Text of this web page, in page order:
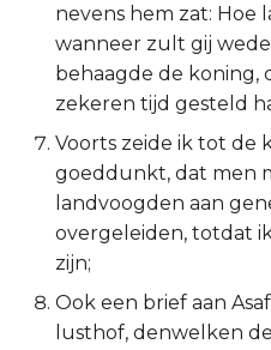
1 Timótheüs
2 Timótheüs
Filémon
Hebreeën
Jakobus
nevens hem zat: Hoe
wanneer zult gij
behaagde de koning,
zekeren tijd gesteld
Voorts zeide ik tot de
goeddunkt, dat men
landvoogden aan
overgeleiden, totdat
zijn;
Ook een brief aan
lusthof, denwelken